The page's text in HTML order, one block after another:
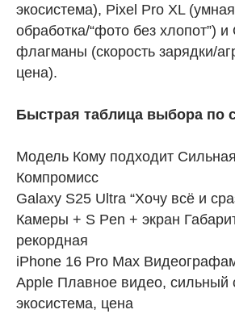
экосистема), Pixel Pro XL (умная
обработка/“фото без хлопот”) и
флагманы (скорость зарядки/
цена).
Быстрая таблица выбора по
Модель Кому подходит
Компромисс
Galaxy S25 Ultra “Хочу всё и
Камеры + S Pen + экран
рекордная
iPhone 16 Pro Max
Apple Плавное видео, сильный
экосистема, цена